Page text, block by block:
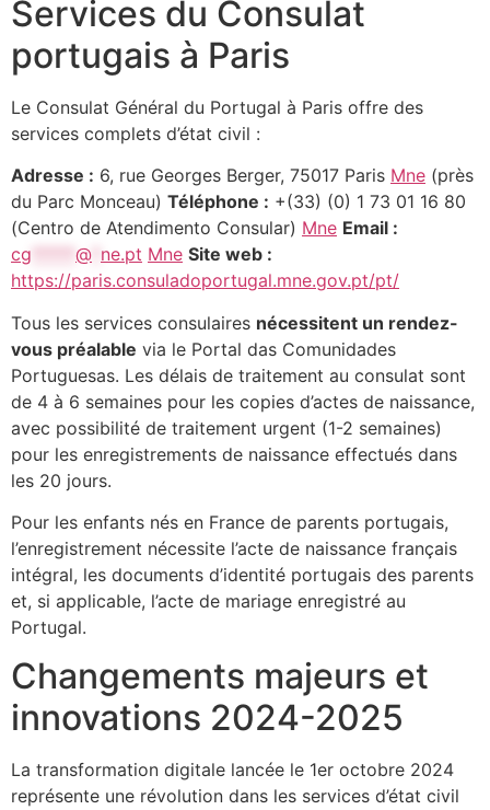
Services du Consulat
portugais à Paris
Le Consulat Général du Portugal à Paris offre des
services complets d’état civil :
Adresse : 6, rue Georges Berger, 75017 Paris Mne (près
du Parc Monceau) Téléphone : +(33) (0) 1 73 01 16 80
(Centro de Atendimento Consular) Mne Email :
cg
@ ne.pt Mne Site web :
https://paris.consuladoportugal.mne.gov.pt/pt/
Tous les services consulaires nécessitent un rendez-
vous préalable via le Portal das Comunidades
Portuguesas. Les délais de traitement au consulat sont
de 4 à 6 semaines pour les copies d’actes de naissance,
avec possibilité de traitement urgent (1-2 semaines)
pour les enregistrements de naissance effectués dans
les 20 jours.
Pour les enfants nés en France de parents portugais,
l’enregistrement nécessite l’acte de naissance français
intégral, les documents d’identité portugais des parents
et, si applicable, l’acte de mariage enregistré au
Portugal.
Changements majeurs et
innovations 2024-2025
La transformation digitale lancée le 1er octobre 2024
représente une révolution dans les services d’état civil